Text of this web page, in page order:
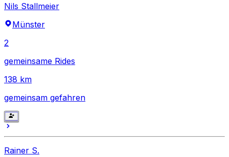
Nils Stallmeier
Münster
2
gemeinsame Rides
138 km
gemeinsam gefahren
Rainer S.